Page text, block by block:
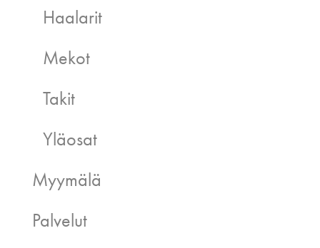
Haalarit
Mekot
Takit
Yläosat
Myymälä
Palvelut